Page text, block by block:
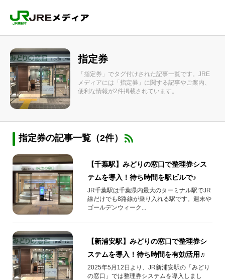
指定券
「指定券」でタグ付けされた記事一覧です。JRE
メディアには「指定券」に関する記事やご案内、
便利な情報が2件掲載されています。
指定券の記事一覧（2件）
【千葉駅】みどりの窓口で整理券シス
テムを導入！待ち時間を駅ビルで♪
JR千葉駅は千葉県内最大のターミナル駅でJR
線だけでも8路線が乗り入れる駅です。週末や
ゴールデンウィーク...
【新浦安駅】みどりの窓口で整理券シ
ステムを導入！待ち時間を有効活用♬
2025年5月12日より、JR新浦安駅の「みどり
の窓口」では整理券システムを導入しまし